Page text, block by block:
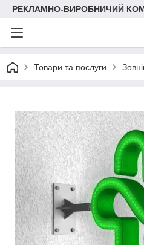
РЕКЛАМНО-ВИРОБНИЧИЙ
Товари та послуги